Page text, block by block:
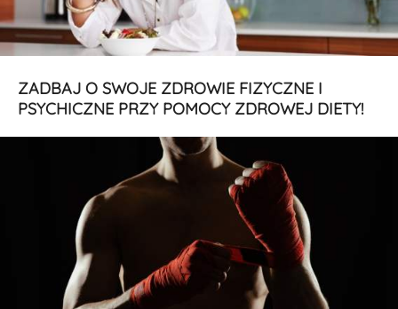
ZADBAJ O SWOJE ZDROWIE FIZYCZNE I
PSYCHICZNE PRZY POMOCY ZDROWEJ DIETY!